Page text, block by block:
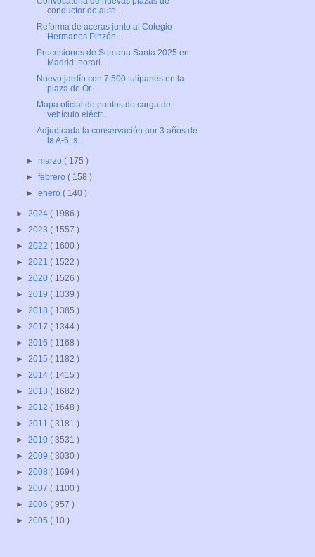
conductor de auto...
Reforma de aceras junto al Colegio
Hermanos Pinzón...
Procesiones de Semana Santa 2025 en
Madrid: horari...
Nuevo jardín con 7.500 tulipanes en la
plaza de Or...
Mapa oficial de puntos de carga de
vehículo eléctr...
Adjudicada la conservación por 3 años de
la A-6, s...
►marzo( 175 )
►febrero( 158 )
►enero( 140 )
► 2024 ( 1986 )
► 2023 ( 1557 )
► 2022 ( 1600 )
► 2021 ( 1522 )
► 2020 ( 1526 )
► 2019 ( 1339 )
► 2018 ( 1385 )
► 2017 ( 1344 )
► 2016 ( 1168 )
► 2015 ( 1182 )
► 2014 ( 1415 )
► 2013 ( 1682 )
► 2012 ( 1648 )
► 2011 ( 3181 )
► 2010 ( 3531 )
► 2009 ( 3030 )
► 2008 ( 1694 )
► 2007 ( 1100 )
► 2006 ( 957 )
► 2005 ( 10 )